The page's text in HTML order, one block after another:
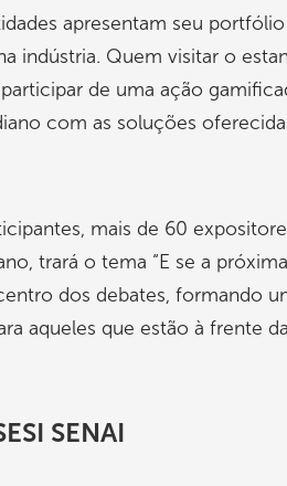
apresentam seu
indústria. Quem visitar o
de uma ação
com as soluções
mais de 60
trará o tema “E se a próxima
dos debates, formando
aqueles que estão à frente
SENAI